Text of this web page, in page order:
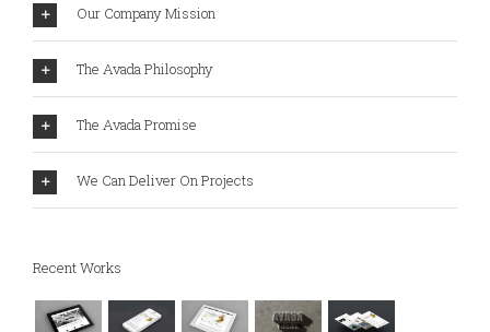
Our Company Mission
The Avada Philosophy
The Avada Promise
We Can Deliver On Projects
Recent Works